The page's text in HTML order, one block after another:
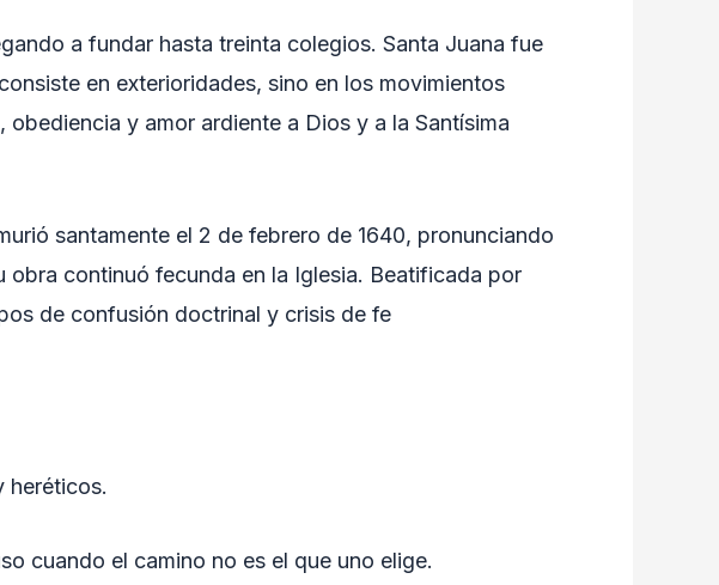
a fundar hasta treinta colegios. Santa Juana fue
en exterioridades, sino en los movimientos
y amor ardiente a Dios y a la Santísima
santamente el 2 de febrero de 1640, pronunciando
continuó fecunda en la Iglesia. Beatificada por
de confusión doctrinal y crisis de fe
heréticos.
cuando el camino no es el que uno elige.